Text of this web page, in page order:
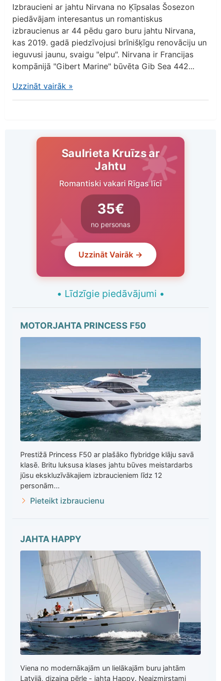
Izbraucieni ar jahtu Nirvana no Ķīpsalas Šosezon
piedāvājam interesantus un romantiskus
izbraucienus ar 44 pēdu garo buru jahtu Nirvana,
kas 2019. gadā piedzīvojusi brīnišķīgu renovāciju un
ieguvusi jaunu, svaigu "elpu". Nirvana ir Francijas
kompānijā "Gibert Marine" būvēta Gib Sea 442...
Uzzināt vairāk »
Saulrieta Kruīzs ar
Jahtu
Romantiski vakari Rīgas līcī
35€
no personas
Uzzināt Vairāk →
• Līdzīgie piedāvājumi •
MOTORJAHTA PRINCESS F50
Prestižā Princess F50 ar plašāko flybridge klāju savā
klasē. Britu luksusa klases jahtu būves meistardarbs
jūsu ekskluzīvākajiem izbraucieniem līdz 12
personām...
Pieteikt izbraucienu
JAHTA HAPPY
Viena no modernākajām un lielākajām buru jahtām
Latvijā, dizaina pērle - jahta Happy. Neaizmirstami